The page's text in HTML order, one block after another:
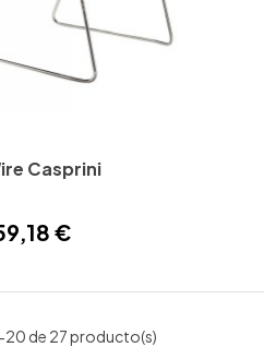
Casprini
€
de 27 producto(s)